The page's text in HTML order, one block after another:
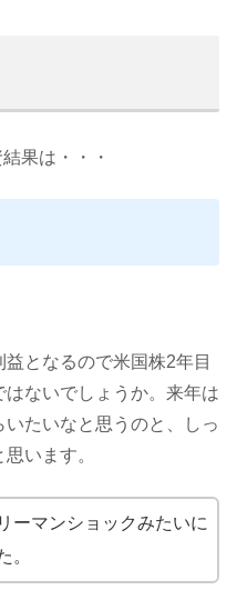
果は・・・
となるので米国株2年目
ないでしょうか。来年は
たいなと思うのと、しっ
います。
ーマンショックみたいに
。